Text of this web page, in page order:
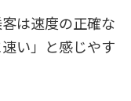
は速度の正確な
い」と感じやす